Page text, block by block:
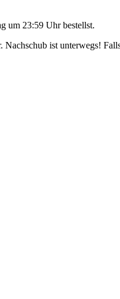
um 23:59 Uhrbestellst.
ist unterwegs!